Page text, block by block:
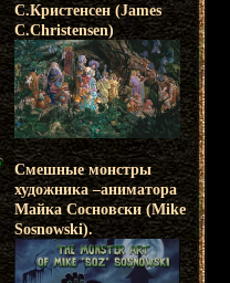
С.Кристенсен (James
C.Christensen)
Смешные монстры
художника –аниматора
Майка Сосновски (Mike
Sosnowski).